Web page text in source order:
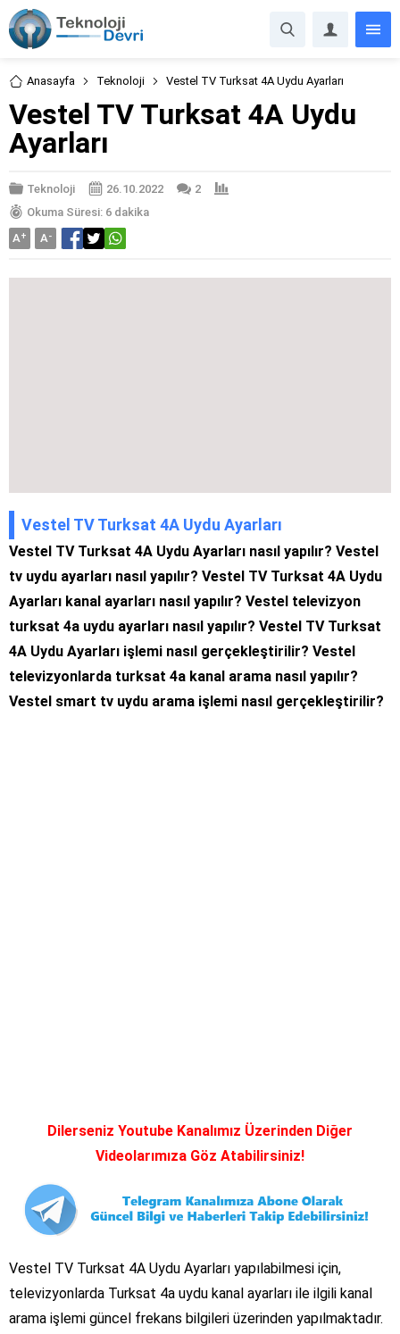
Anasayfa Teknoloji Vestel TV Turksat 4A Uydu Ayarları
Vestel TV Turksat 4A Uydu
Ayarları
Teknoloji 26.10.2022
2
Okuma Süresi: 6 dakika
A+ A-
Vestel TV Turksat 4A Uydu Ayarları
Vestel TV Turksat 4A Uydu Ayarları nasıl yapılır? Vestel
tv uydu ayarları nasıl yapılır? Vestel TV Turksat 4A Uydu
Ayarları kanal ayarları nasıl yapılır? Vestel televizyon
turksat 4a uydu ayarları nasıl yapılır? Vestel TV Turksat
4A Uydu Ayarları işlemi nasıl gerçekleştirilir? Vestel
televizyonlarda turksat 4a kanal arama nasıl yapılır?
Vestel smart tv uydu arama işlemi nasıl gerçekleştirilir?
Dilerseniz Youtube Kanalımız Üzerinden Diğer
Videolarımıza Göz Atabilirsiniz!
Vestel TV Turksat 4A Uydu Ayarları yapılabilmesi için,
televizyonlarda Turksat 4a uydu kanal ayarları ile ilgili kanal
arama işlemi güncel frekans bilgileri üzerinden yapılmaktadır.